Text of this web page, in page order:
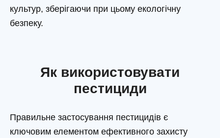
культур, зберігаючи при цьому екологічну
безпеку.
Як використовувати
пестициди
Правильне застосування пестицидів є
ключовим елементом ефективного захисту